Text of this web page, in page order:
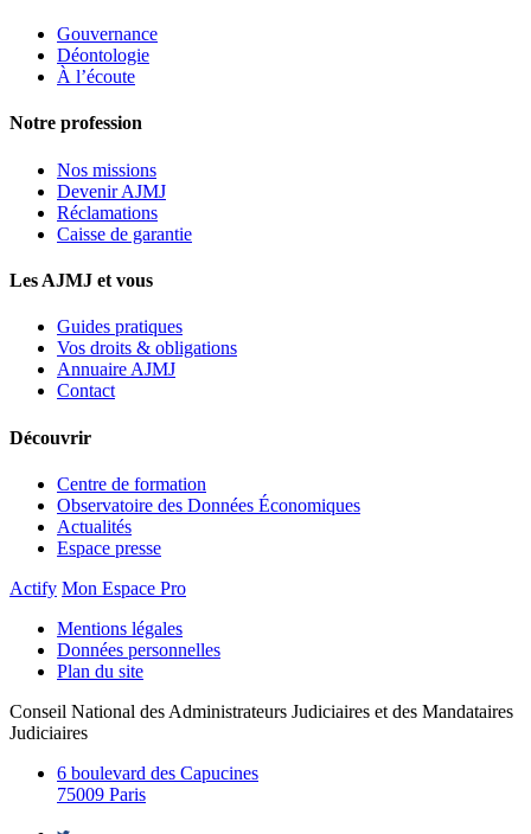
Gouvernance
Déontologie
À l’écoute
Notre profession
Nos missions
Devenir AJMJ
Réclamations
Caisse de garantie
Les AJMJ et vous
Guides pratiques
Vos droits & obligations
Annuaire AJMJ
Contact
Découvrir
Centre de formation
Observatoire des Données Économiques
Actualités
Espace presse
Actify Mon Espace Pro
Mentions légales
Données personnelles
Plan du site
Conseil National des Administrateurs Judiciaires et des Mandataires
Judiciaires
6 boulevard des Capucines
75009 Paris